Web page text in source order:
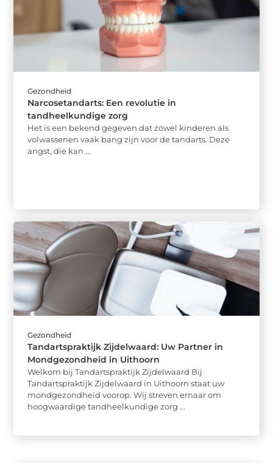
Gezondheid
Narcosetandarts: Een revolutie in
tandheelkundige zorg
Het is een bekend gegeven dat zowel kinderen als
volwassenen vaak bang zijn voor de tandarts. Deze
angst, die kan ...
Gezondheid
Tandartspraktijk Zijdelwaard: Uw Partner in
Mondgezondheid in Uithoorn
Welkom bij Tandartspraktijk Zijdelwaard Bij
Tandartspraktijk Zijdelwaard in Uithoorn staat uw
mondgezondheid voorop. Wij streven ernaar om
hoogwaardige tandheelkundige zorg ...